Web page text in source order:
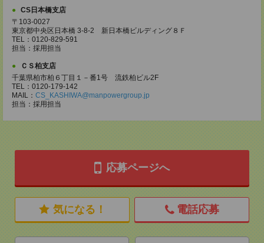
CS日本橋支店
〒103-0027
東京都中央区日本橋 3-8-2 新日本橋ビルディング８Ｆ
TEL：0120-829-591
担当：採用担当
ＣＳ柏支店
千葉県柏市柏６丁目１－番1号 流鉄柏ビル2F
TEL：0120-179-142
MAIL： CS_KASHIWA@manpowergroup.jp
担当：採用担当
応募ページへ
気になる！ 電話応募